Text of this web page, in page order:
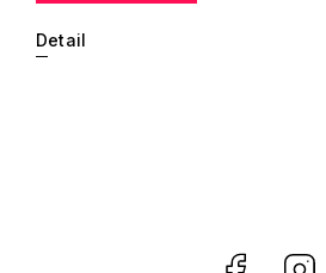
Detail
Facebook